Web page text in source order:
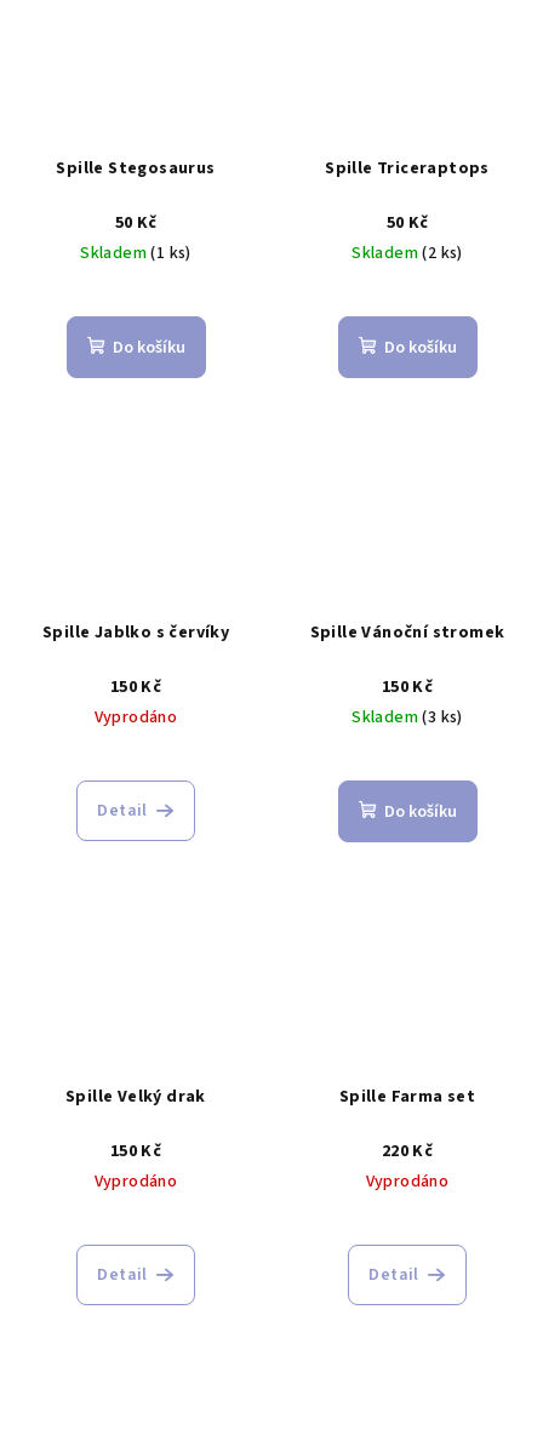
Spille Stegosaurus
50 Kč
Skladem(1 ks)
Do košíku
Spille Triceraptops
50 Kč
Skladem(2 ks)
Do košíku
Spille Jablko s červíky
150 Kč
Vyprodáno
Detail
Spille Vánoční stromek
150 Kč
Skladem(3 ks)
Do košíku
Spille Velký drak
150 Kč
Vyprodáno
Detail
Spille Farma set
220 Kč
Vyprodáno
Detail